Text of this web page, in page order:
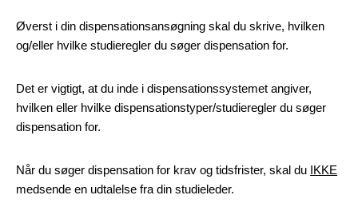
Øverst i din dispensationsansøgning skal du skrive, hvilken
og/eller hvilke studieregler du søger dispensation for.
Det er vigtigt, at du inde i dispensationssystemet angiver,
hvilken eller hvilke dispensationstyper/studieregler du søger
dispensation for.
Når du søger dispensation for krav og tidsfrister, skal du IKKE
medsende en udtalelse fra din studieleder.